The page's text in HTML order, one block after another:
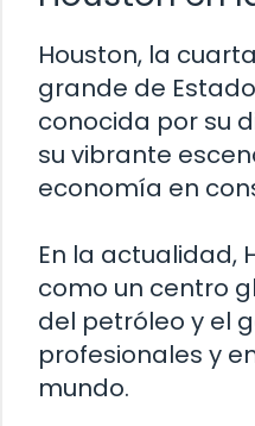
Houston, la
grande de
conocida por su
su vibrante
economía en
En la actualidad,
como un centro
del petróleo y el
profesionales y
mundo.